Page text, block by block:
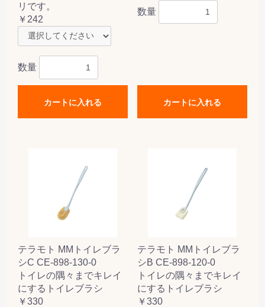
リです。
￥242
数量
カートに入れる
数量
カートに入れる
テラモト MMトイレブラ
シC CE-898-130-0
トイレの隅々までキレイ
にするトイレブラシ
￥330
テラモト MMトイレブラ
シB CE-898-120-0
トイレの隅々までキレイ
にするトイレブラシ
￥330